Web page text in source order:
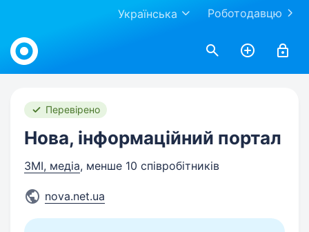
Роботодавцю
Українська
Work.ua
Перевірено
Нова, інформаційний портал
ЗМІ, медіа, менше 10 співробітників
nova.net.ua